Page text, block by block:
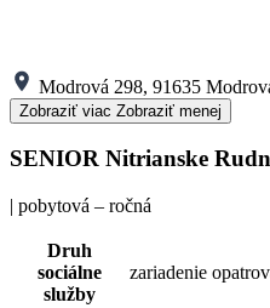
Modrová 298, 91635
Zobraziť viac Zobraziť menej
SENIOR Nitrianske
| pobytová – ročná
Druh
sociálne
služby
zariadenie